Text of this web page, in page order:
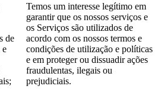
de
e
Temos um interesse legítimo em
garantir que os nossos serviços e
os Serviços são utilizados de
acordo com os nossos termos e
condições de utilização e políticas
e em proteger ou dissuadir ações
fraudulentas, ilegais ou
prejudiciais.